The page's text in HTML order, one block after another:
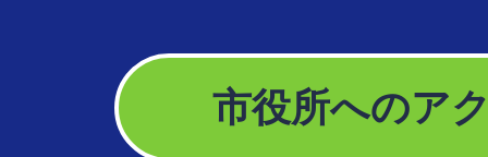
市役所へのア